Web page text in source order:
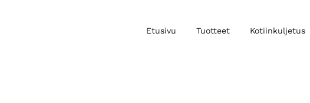
Etusivu Tuotteet Kotiinkuljetus